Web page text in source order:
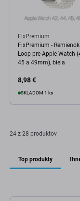
FixPremium
FixPremium -
Loop pre Apple Watch
45 a 49mm), biela
8,98 €
SKLADOM 1 ks
24 z 28 produktov
Top produkty